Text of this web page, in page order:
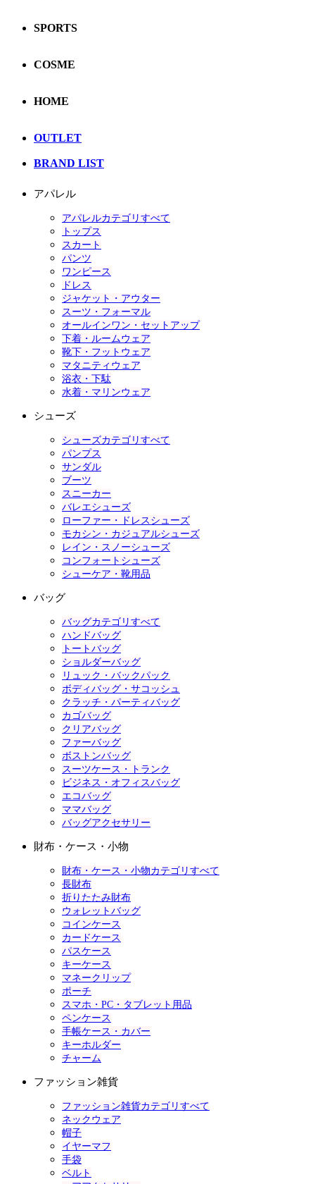
SPORTS
COSME
HOME
OUTLET
BRAND LIST
アパレル
アパレルカテゴリすべて
トップス
スカート
パンツ
ワンピース
ドレス
ジャケット・アウター
スーツ・フォーマル
オールインワン・セットアップ
下着・ルームウェア
靴下・フットウェア
マタニティウェア
浴衣・下駄
水着・マリンウェア
シューズ
シューズカテゴリすべて
パンプス
サンダル
ブーツ
スニーカー
バレエシューズ
ローファー・ドレスシューズ
モカシン・カジュアルシューズ
レイン・スノーシューズ
コンフォートシューズ
シューケア・靴用品
バッグ
バッグカテゴリすべて
ハンドバッグ
トートバッグ
ショルダーバッグ
リュック・バックパック
ボディバッグ・サコッシュ
クラッチ・パーティバッグ
カゴバッグ
クリアバッグ
ファーバッグ
ボストンバッグ
スーツケース・トランク
ビジネス・オフィスバッグ
エコバッグ
ママバッグ
バッグアクセサリー
財布・ケース・小物
財布・ケース・小物カテゴリすべて
長財布
折りたたみ財布
ウォレットバッグ
コインケース
カードケース
パスケース
キーケース
マネークリップ
ポーチ
スマホ・PC・タブレット用品
ペンケース
手帳ケース・カバー
キーホルダー
チャーム
ファッション雑貨
ファッション雑貨カテゴリすべて
ネックウェア
帽子
イヤーマフ
手袋
ベルト